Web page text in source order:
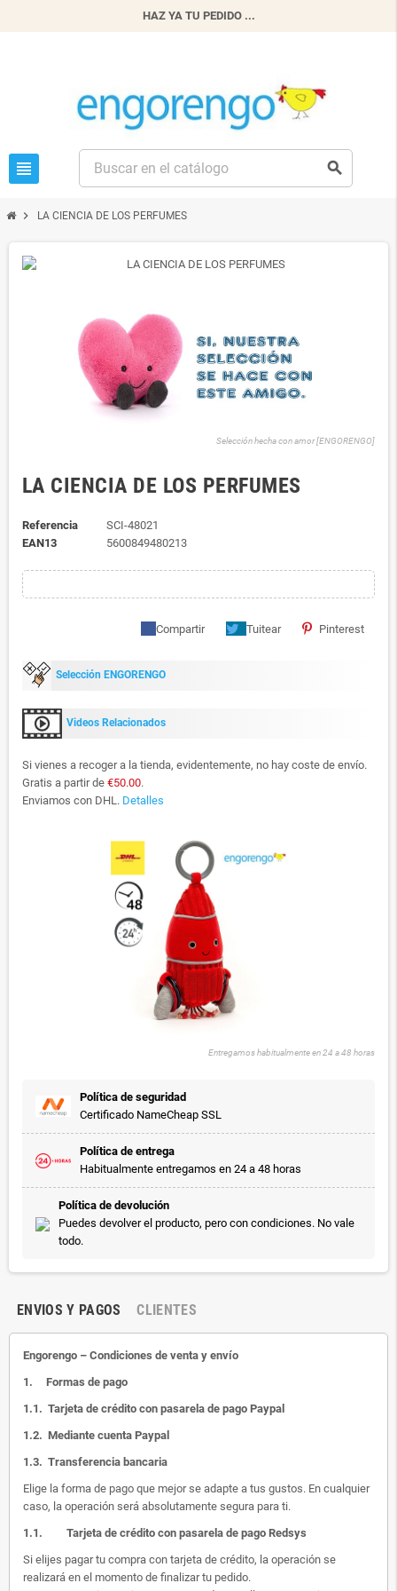
HAZ YA TU PEDIDO ...
view_headline search
chevron_right LA CIENCIA DE LOS PERFUMES
Selección hecha con amor [ENGORENGO]
LA CIENCIA DE LOS PERFUMES
Referencia
SCI-48021
EAN13
5600849480213
Compartir Tuitear Pinterest
Selección ENGORENGO
Videos Relacionados
Si vienes a recoger a la tienda, evidentemente, no hay coste de envío.
Gratis a partir de €50.00.
Enviamos con DHL. Detalles
Entregamos habitualmente en 24 a 48 horas
Política de seguridad
Certificado NameCheap SSL
Política de entrega
Habitualmente entregamos en 24 a 48 horas
Política de devolución
Puedes devolver el producto, pero con condiciones. No vale
todo.
ENVIOS Y PAGOS CLIENTES
Engorengo – Condiciones de venta y envío
1. Formas de pago
1.1. Tarjeta de crédito con pasarela de pago Paypal
1.2. Mediante cuenta Paypal
1.3. Transferencia bancaria
Elige la forma de pago que mejor se adapte a tus gustos. En cualquier
caso, la operación será absolutamente segura para ti.
1.1. Tarjeta de crédito con pasarela de pago Redsys
Si elijes pagar tu compra con tarjeta de crédito, la operación se
realizará en el momento de finalizar tu pedido.